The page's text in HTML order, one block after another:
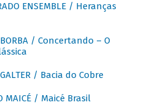
ENSEMBLE / Heranças
BORBA / Concertando – O
GALTER / Bacia do Cobre
MAICÉ / Maicé Brasil